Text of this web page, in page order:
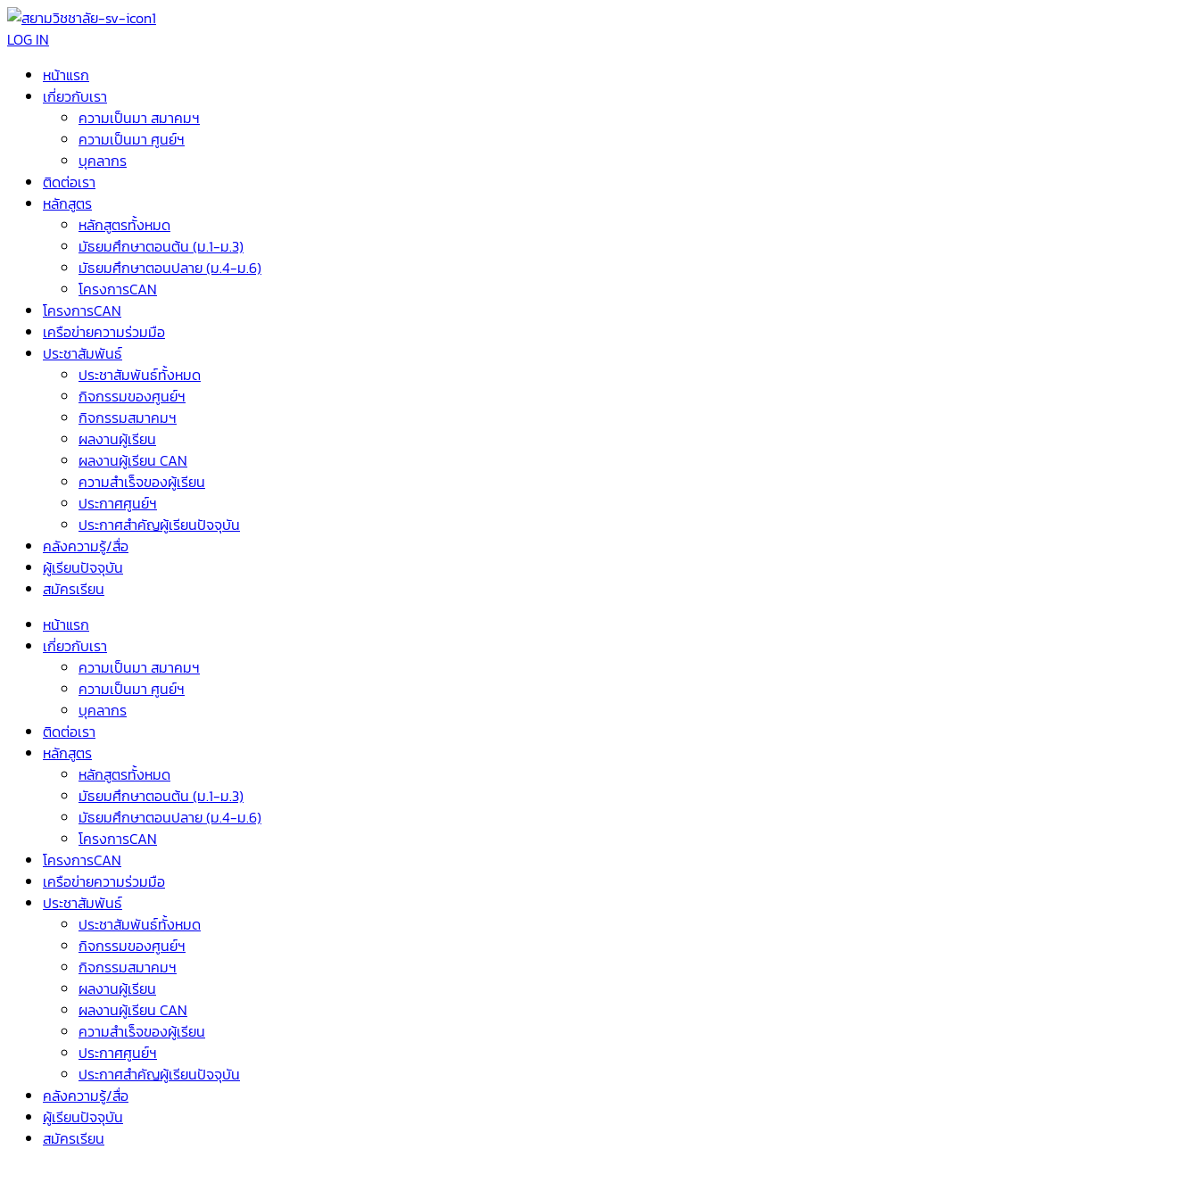
LOG IN
หน้าแรก
เกี่ยวกับเรา
ความเป็นมา สมาคมฯ
ความเป็นมา ศูนย์ฯ
บุคลากร
ติดต่อเรา
หลักสูตร
หลักสูตรทั้งหมด
มัธยมศึกษาตอนต้น (ม.1-ม.3)
มัธยมศึกษาตอนปลาย (ม.4-ม.6)
โครงการCAN
โครงการCAN
เครือข่ายความร่วมมือ
ประชาสัมพันธ์
ประชาสัมพันธ์ทั้งหมด
กิจกรรมของศูนย์ฯ
กิจกรรมสมาคมฯ
ผลงานผู้เรียน
ผลงานผู้เรียน CAN
ความสำเร็จของผู้เรียน
ประกาศศูนย์ฯ
ประกาศสำคัญผู้เรียนปัจจุบัน
คลังความรู้/สื่อ
ผู้เรียนปัจจุบัน
สมัครเรียน
หน้าแรก
เกี่ยวกับเรา
ความเป็นมา สมาคมฯ
ความเป็นมา ศูนย์ฯ
บุคลากร
ติดต่อเรา
หลักสูตร
หลักสูตรทั้งหมด
มัธยมศึกษาตอนต้น (ม.1-ม.3)
มัธยมศึกษาตอนปลาย (ม.4-ม.6)
โครงการCAN
โครงการCAN
เครือข่ายความร่วมมือ
ประชาสัมพันธ์
ประชาสัมพันธ์ทั้งหมด
กิจกรรมของศูนย์ฯ
กิจกรรมสมาคมฯ
ผลงานผู้เรียน
ผลงานผู้เรียน CAN
ความสำเร็จของผู้เรียน
ประกาศศูนย์ฯ
ประกาศสำคัญผู้เรียนปัจจุบัน
คลังความรู้/สื่อ
ผู้เรียนปัจจุบัน
สมัครเรียน